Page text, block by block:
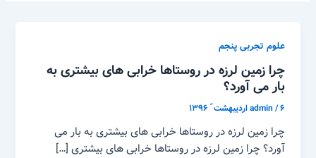
علوم تجربی پنجم
چرا زمین لرزه در روستاها خرابی های بیشتری به
بار می آورد؟
admin/۶ اردیبهشت ّ ۱۳۹۶
چرا زمین لرزه در روستاها خرابی های بیشتری به بار می
آورد؟ چرا زمین لرزه در روستاها خرابی های بیشتری […]